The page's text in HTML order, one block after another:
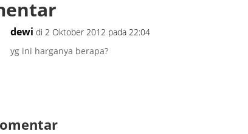
dewi di 2 Oktober 2012 pada 22:04
yg ini harganya berapa?